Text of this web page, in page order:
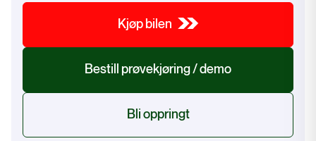
Kjøp bilen
Bestill prøvekjøring / demo
Bli oppringt